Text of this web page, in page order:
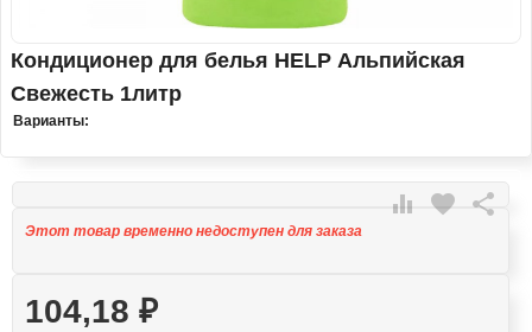
Кондиционер для белья HELP Альпийская
Свежесть 1литр
Варианты:
 favorite 
Этот товар временно недоступен для заказа
104,18 ₽